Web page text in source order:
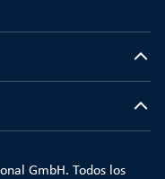
GmbH. Todos los